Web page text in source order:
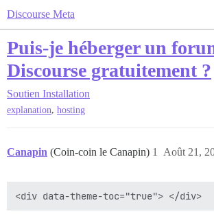
Discourse Meta
Puis-je héberger un
Discourse gratuitement ?
Soutien Installation
explanation, hosting
Canapin (Coin-coin le Canapin) Août 21,
1